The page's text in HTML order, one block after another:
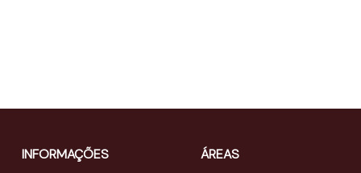
INFORMAÇÕES ÁREAS